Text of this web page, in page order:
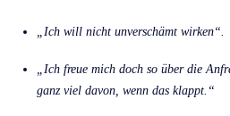
„Ich will nicht unverschämt wirken“.
„Ich freue mich doch so über die
ganz viel davon, wenn das klappt.“